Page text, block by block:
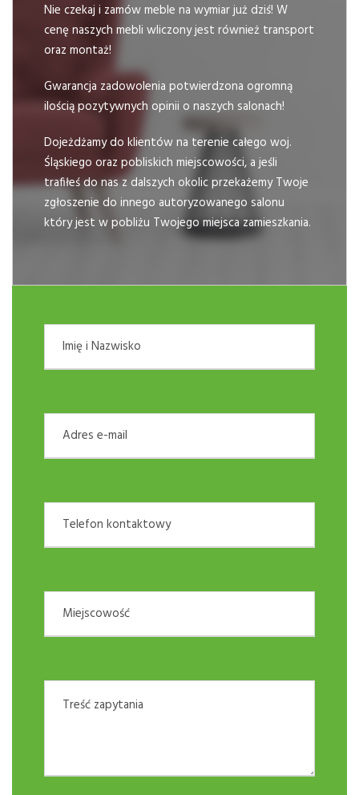
Nie czekaj i zamów meble na wymiar już dziś! W
cenę naszych mebli wliczony jest również transport
oraz montaż!
Gwarancja zadowolenia potwierdzona ogromną
ilością pozytywnych opinii o naszych salonach!
Dojeżdżamy do klientów na terenie całego woj.
Śląskiego oraz pobliskich miejscowości, a jeśli
trafiłeś do nas z dalszych okolic przekażemy Twoje
zgłoszenie do innego autoryzowanego salonu
który jest w pobliżu Twojego miejsca zamieszkania.